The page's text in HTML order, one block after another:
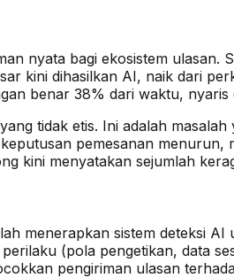
nyata bagi ekosistem
kini dihasilkan AI, naik dari
benar 38% dari waktu, nyaris
tidak etis. Ini adalah
pemesanan
kini menyatakan sejumlah
menerapkan sistem deteksi
(pola pengetikan, data
pengiriman ulasan